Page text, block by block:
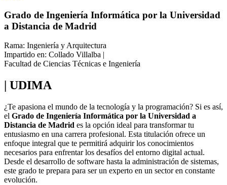
Grado de Ingeniería Informática por la Universidad
a Distancia de Madrid
Rama: Ingeniería y Arquitectura
Impartido en: Collado Villalba |
Facultad de Ciencias Técnicas e Ingeniería
| UDIMA
¿Te apasiona el mundo de la tecnología y la programación? Si es así,
el Grado de Ingeniería Informática por la Universidad a
Distancia de Madrid es la opción ideal para transformar tu
entusiasmo en una carrera profesional. Esta titulación ofrece un
enfoque integral que te permitirá adquirir los conocimientos
necesarios para enfrentar los desafíos del entorno digital actual.
Desde el desarrollo de software hasta la administración de sistemas,
este grado te prepara para ser un experto en un sector en constante
evolución.